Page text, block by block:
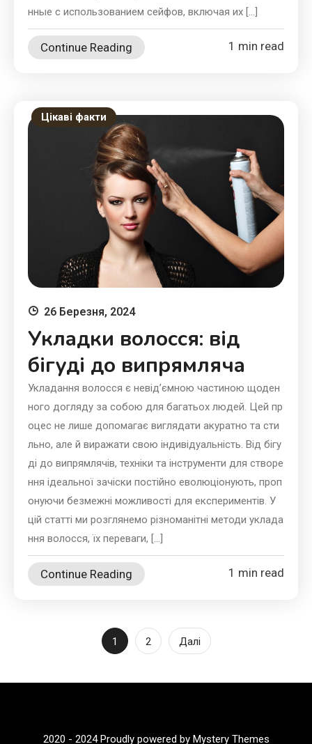
нные с использованием сейфов, включая их […]
Continue Reading 1 min read
Цікаві факти
26 Березня, 2024
Укладки волосся: від
бігуді до випрямляча
Укладання волосся є невід’ємною частиною щоден
ного догляду за собою для багатьох людей. Цей пр
оцес не лише допомагає виглядати акуратно та сти
льно, але й виражати свою індивідуальність. Від бігу
ді до випрямлячів, техніки та інструменти для створе
ння ідеальної зачіски постійно еволюціонують, проп
онуючи безмежні можливості для експериментів. У
цій статті ми розглянемо різноманітні методи уклада
ння волосся, їх переваги, […]
Continue Reading 1 min read
Навігація 1 2 Далі
2020 - 2024Proudly powered by Mystery Themes